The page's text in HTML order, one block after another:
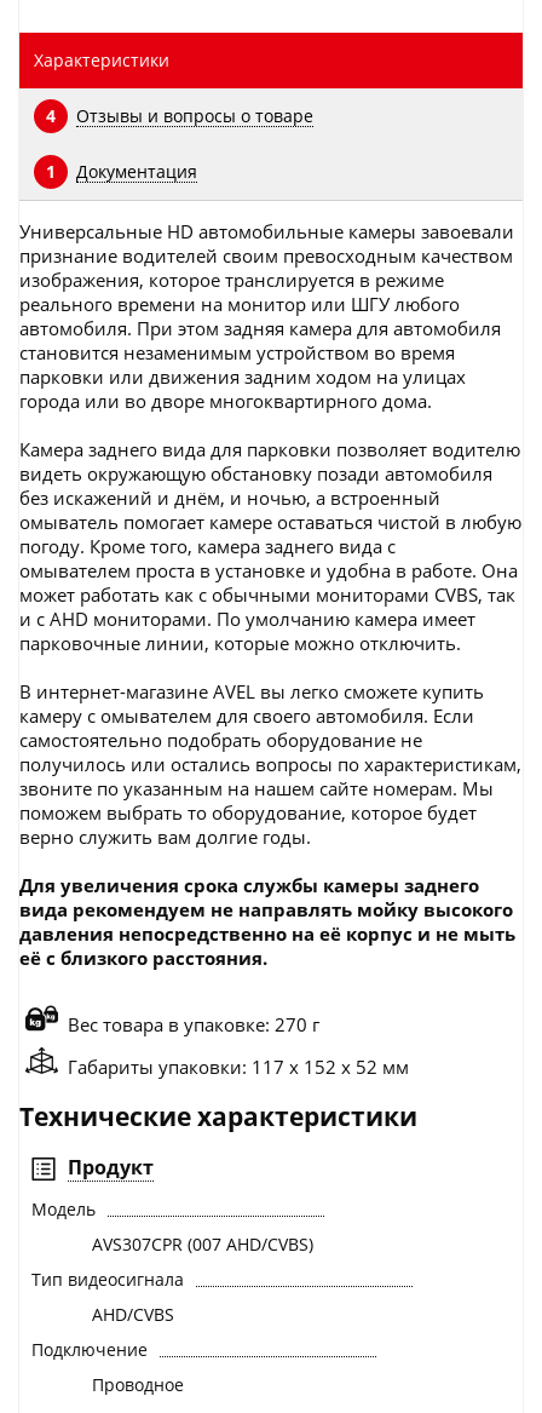
Характеристики
4 Отзывы и вопросы о товаре
1 Документация
Универсальные HD автомобильные камеры завоевали
признание водителей своим превосходным качеством
изображения, которое транслируется в режиме
реального времени на монитор или ШГУ любого
автомобиля. При этом задняя камера для автомобиля
становится незаменимым устройством во время
парковки или движения задним ходом на улицах
города или во дворе многоквартирного дома.
Камера заднего вида для парковки позволяет водителю
видеть окружающую обстановку позади автомобиля
без искажений и днём, и ночью, а встроенный
омыватель помогает камере оставаться чистой в любую
погоду. Кроме того, камера заднего вида с
омывателем проста в установке и удобна в работе. Она
может работать как с обычными мониторами CVBS, так
и с AHD мониторами. По умолчанию камера имеет
парковочные линии, которые можно отключить.
В интернет-магазине AVEL вы легко сможете купить
камеру с омывателем для своего автомобиля. Если
самостоятельно подобрать оборудование не
получилось или остались вопросы по характеристикам,
звоните по указанным на нашем сайте номерам. Мы
поможем выбрать то оборудование, которое будет
верно служить вам долгие годы.
Для увеличения срока службы камеры заднего
вида рекомендуем не направлять мойку высокого
давления непосредственно на её корпус и не мыть
её с близкого расстояния.
Вес товара в упаковке: 270 г
Габариты упаковки: 117 x 152 x 52 мм
Технические характеристики
Продукт
Модель
AVS307CPR (007 AHD/CVBS)
Тип видеосигнала
AHD/CVBS
Подключение
Проводное